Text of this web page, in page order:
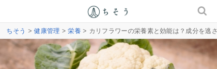
ちそう >健康管理 >栄養 > カリフラワーの栄養素と効能は？成分を逃